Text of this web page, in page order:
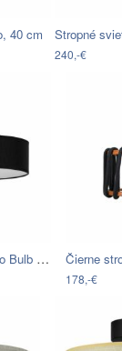
40 cm
240,-€
Čierne stropné svietidlo Bulb Attack…
178,-€